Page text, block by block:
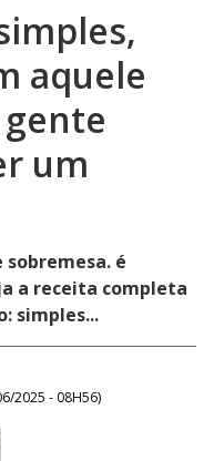
aquele
um
sobremesa. é
a receita completa
simples...
2025 - 08H56)